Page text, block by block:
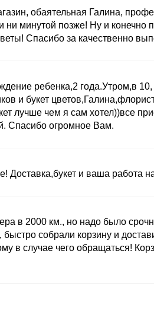
обаятельная Галина,
ни минутой позже! Ну и конечно
Спасибо за качественно
ребенка,2 года.Утром,в 10,
и букет
лучше чем я сам хотел))все
Спасибо огромное Вам.
Доставка,букет и ваша работа
в 2000 км., но надо было
собрали корзину и
в случае чего обращаться!